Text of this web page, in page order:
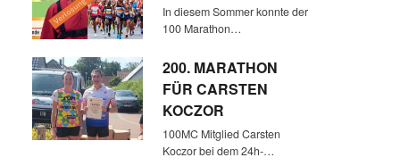
In diesem Sommer konnte der
100 Marathon…
200. MARATHON
FÜR CARSTEN
KOCZOR
100MC Mitglied Carsten
Koczor bei dem 24h-…